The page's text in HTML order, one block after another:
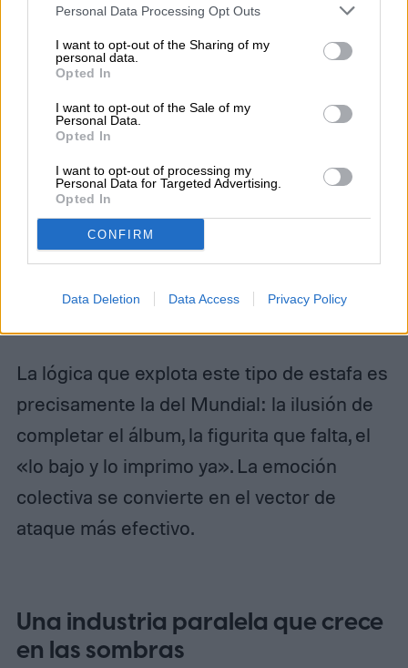
Personal Data Processing Opt Outs
I want to opt-out of the Sharing of my
personal data.
Opted In
I want to opt-out of the Sale of my
Personal Data.
Opted In
I want to opt-out of processing my
Personal Data for Targeted Advertising.
Opted In
CONFIRM
Data Deletion Data Access Privacy Policy
PDF infectado con troyanos:
propio archivo puede contener código
oculto que se activa al abrirlo. El
documento muestra las figuritas como
se espera, pero en paralelo deja el
dispositivo comprometido para
terceros. Lo más grave: si esa
computadora o teléfono es usado luego
para actividades ilegales, la dirección IP
registrada será la del usuario que
La lógica que explota este tipo de estafa es
precisamente la del Mundial: la ilusión de
completar el álbum, la figurita que falta, el
«lo bajo y lo imprimo ya». La emoción
colectiva se convierte en el vector de
ataque más efectivo.
Una industria paralela que crece
en las sombras